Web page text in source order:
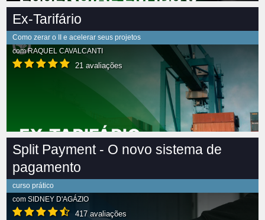
Ex-Tarifário
Como zerar o II e acelerar seus projetos
comRAQUEL CAVALCANTI
21 avaliações
Split Payment - O novo sistema de
pagamento
curso prático
com SIDNEY D'AGÁZIO
417 avaliações